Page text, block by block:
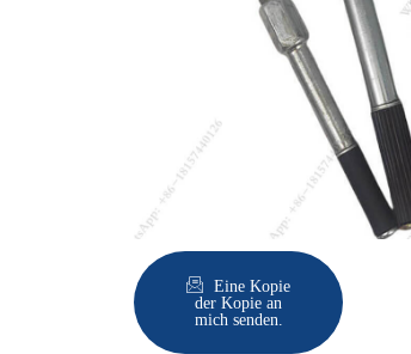
Eine Kopie
der Kopie an
mich senden.